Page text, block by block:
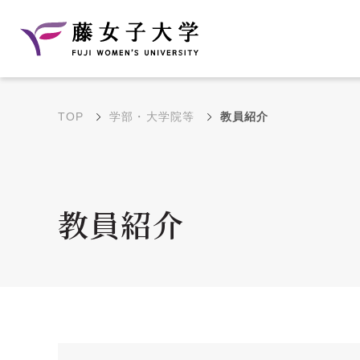
学部・学科の教育目的
大学院の教育目的
TOP 学部・大学院等 教員紹介
教員紹介